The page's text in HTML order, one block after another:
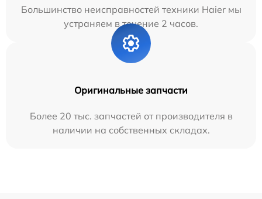
Большинство неисправностей техники Haier мы
устраняем в течение 2 часов.
Оригинальные запчасти
Более 20 тыс. запчастей от производителя в
наличии на собственных складах.